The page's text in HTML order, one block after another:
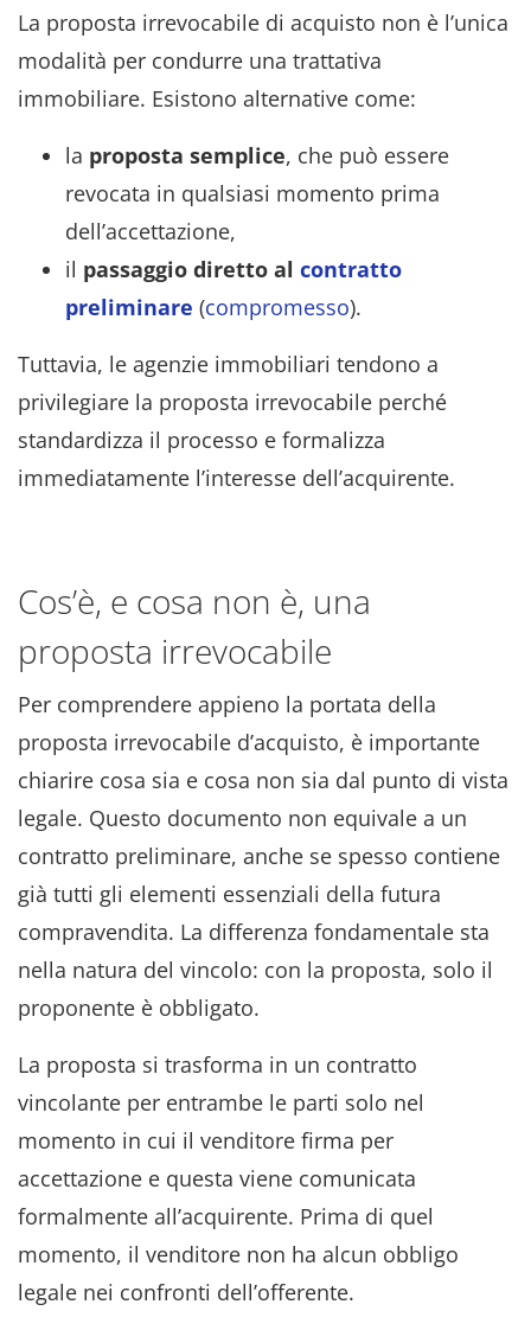
La proposta irrevocabile di acquisto non è l’unica
modalità per condurre una trattativa
immobiliare. Esistono alternative come:
la proposta semplice, che può essere
revocata in qualsiasi momento prima
dell’accettazione,
il passaggio diretto al contratto
preliminare (compromesso).
Tuttavia, le agenzie immobiliari tendono a
privilegiare la proposta irrevocabile perché
standardizza il processo e formalizza
immediatamente l’interesse dell’acquirente.
Cos’è, e cosa non è, una
proposta irrevocabile
Per comprendere appieno la portata della
proposta irrevocabile d’acquisto, è importante
chiarire cosa sia e cosa non sia dal punto di vista
legale. Questo documento non equivale a un
contratto preliminare, anche se spesso contiene
già tutti gli elementi essenziali della futura
compravendita. La differenza fondamentale sta
nella natura del vincolo: con la proposta, solo il
proponente è obbligato.
La proposta si trasforma in un contratto
vincolante per entrambe le parti solo nel
momento in cui il venditore firma per
accettazione e questa viene comunicata
formalmente all’acquirente. Prima di quel
momento, il venditore non ha alcun obbligo
legale nei confronti dell’offerente.